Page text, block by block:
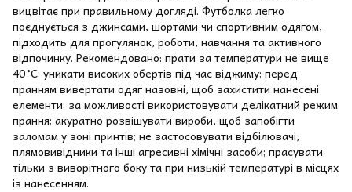
вицвітає при правильному догляді. Футболка легко
поєднується з джинсами, шортами чи спортивним одягом,
підходить для прогулянок, роботи, навчання та активного
відпочинку. Рекомендовано: прати за температури не вище
40 °C; уникати високих обертів під час віджиму; перед
пранням вивертати одяг назовні, щоб захистити нанесені
елементи; за можливості використовувати делікатний режим
прання; акуратно розвішувати вироби, щоб запобігти
заломам у зоні принтів; не застосовувати відбілювачі,
плямовивідники та інші агресивні хімічні засоби; прасувати
тільки з виворітного боку та при низькій температурі в місцях
із нанесенням.